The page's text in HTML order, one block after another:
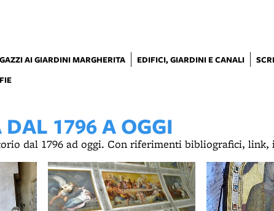
AI GIARDINI MARGHERITA EDIFICI, GIARDINI E CANALI
1796 A OGGI
dal 1796 ad oggi. Con riferimenti bibliografici, link,